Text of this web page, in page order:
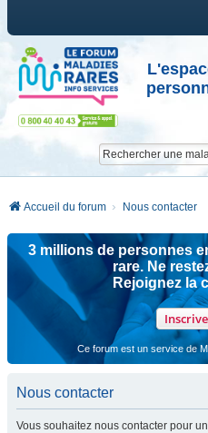
Accueil du forum Nous contacter
3 millions de personnes
rare. Ne
Rejoignez la
Ce forum est un service de
Nous contacter
Vous souhaitez nous contacter pour